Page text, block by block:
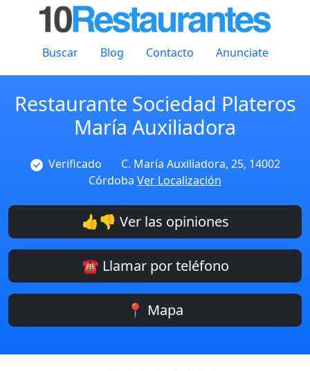
Buscar Blog Contacto Anunciate
Restaurante Sociedad Plateros
María Auxiliadora
Verificado
C. María Auxiliadora, 25, 14002
Córdoba Ver Localización
👍👎 Ver las opiniones
☎️ Llamar por teléfono
📍 Mapa